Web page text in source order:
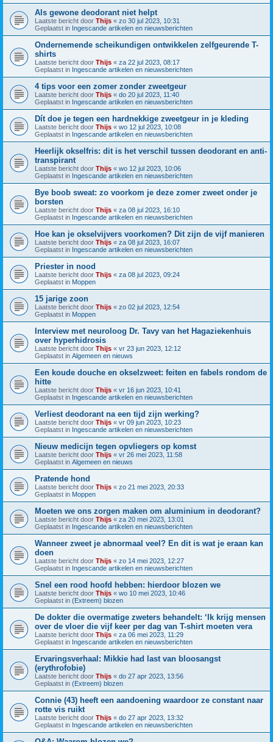
Als gewone deodorant niet helpt
Laatste bericht door Thijs « zo 30 jul 2023, 10:31
Geplaatst in Ingescande artikelen en nieuwsberichten
Ondernemende scheikundigen ontwikkelen zelfgeurende T-
shirts
Laatste bericht door Thijs « za 22 jul 2023, 08:17
Geplaatst in Ingescande artikelen en nieuwsberichten
4 tips voor een zomer zonder zweetgeur
Laatste bericht door Thijs « do 20 jul 2023, 11:40
Geplaatst in Ingescande artikelen en nieuwsberichten
Dít doe je tegen een hardnekkige zweetgeur in je kleding
Laatste bericht door Thijs « wo 12 jul 2023, 10:08
Geplaatst in Ingescande artikelen en nieuwsberichten
Heerlijk okselfris: dit is het verschil tussen deodorant en anti-
transpirant
Laatste bericht door Thijs « wo 12 jul 2023, 10:06
Geplaatst in Ingescande artikelen en nieuwsberichten
Bye boob sweat: zo voorkom je deze zomer zweet onder je
borsten
Laatste bericht door Thijs « za 08 jul 2023, 16:10
Geplaatst in Ingescande artikelen en nieuwsberichten
Hoe kan je okselvijvers voorkomen? Dit zijn de vijf manieren
Laatste bericht door Thijs « za 08 jul 2023, 16:07
Geplaatst in Ingescande artikelen en nieuwsberichten
Priester in nood
Laatste bericht door Thijs « za 08 jul 2023, 09:24
Geplaatst in Moppen
15 jarige zoon
Laatste bericht door Thijs « zo 02 jul 2023, 12:54
Geplaatst in Moppen
Interview met neuroloog Dr. Tavy van het Hagaziekenhuis
over hyperhidrosis
Laatste bericht door Thijs « vr 23 jun 2023, 12:12
Geplaatst in Algemeen en nieuws
Een koude douche en okselzweet: feiten en fabels rondom de
hitte
Laatste bericht door Thijs « vr 16 jun 2023, 10:41
Geplaatst in Ingescande artikelen en nieuwsberichten
Verliest deodorant na een tijd zijn werking?
Laatste bericht door Thijs « vr 09 jun 2023, 10:23
Geplaatst in Ingescande artikelen en nieuwsberichten
Nieuw medicijn tegen opvliegers op komst
Laatste bericht door Thijs « vr 26 mei 2023, 11:58
Geplaatst in Algemeen en nieuws
Pratende hond
Laatste bericht door Thijs « zo 21 mei 2023, 20:33
Geplaatst in Moppen
Moeten we ons zorgen maken om aluminium in deodorant?
Laatste bericht door Thijs « za 20 mei 2023, 13:01
Geplaatst in Ingescande artikelen en nieuwsberichten
Wanneer zweet je abnormaal veel? En dit is wat je eraan kan
doen
Laatste bericht door Thijs « zo 14 mei 2023, 12:27
Geplaatst in Ingescande artikelen en nieuwsberichten
Snel een rood hoofd hebben: hierdoor blozen we
Laatste bericht door Thijs « wo 10 mei 2023, 10:46
Geplaatst in (Extreem) blozen
De dokter die overmatige zweters behandelt: ‘Ik krijg mensen
over de vloer die vijf keer per dag van T-shirt moeten vera
Laatste bericht door Thijs « za 06 mei 2023, 11:29
Geplaatst in Ingescande artikelen en nieuwsberichten
Ervaringsverhaal: Mikkie had last van bloosangst
(erythrofobie)
Laatste bericht door Thijs « do 27 apr 2023, 13:56
Geplaatst in (Extreem) blozen
Connie (43) heeft een aandoening waardoor ze constant naar
rotte vis ruikt
Laatste bericht door Thijs « do 27 apr 2023, 13:32
Geplaatst in Ingescande artikelen en nieuwsberichten